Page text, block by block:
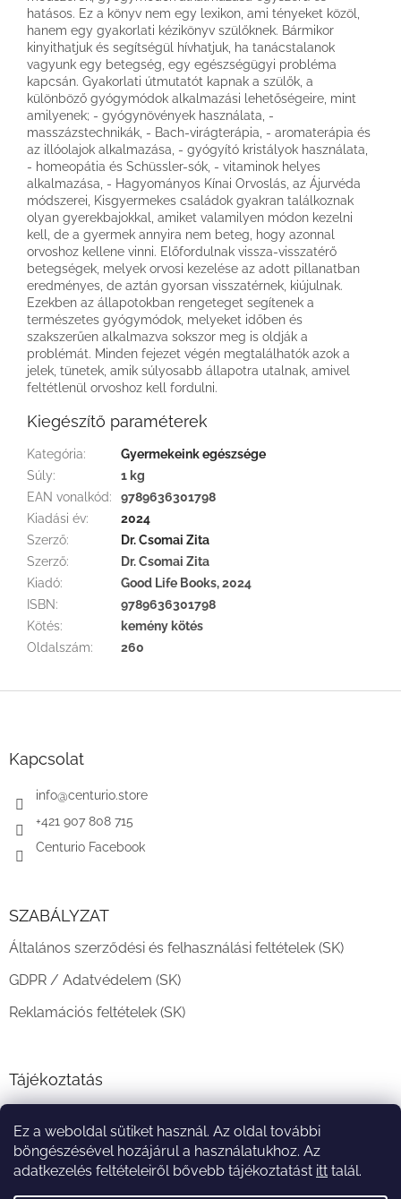
Ez a weboldal sütiket használ. Az oldal további
böngészésével hozájárul a használatukhoz. Az
adatkezelés feltételeiről bővebb tájékoztatást itt talál.
hatásos. Ez a könyv nem egy lexikon, ami tényeket közöl,
hanem egy gyakorlati kézikönyv szülőknek. Bármikor
kinyithatjuk és segítségül hívhatjuk, ha tanácstalanok
vagyunk egy betegség, egy egészségügyi probléma
kapcsán. Gyakorlati útmutatót kapnak a szülők, a
különböző gyógymódok alkalmazási lehetőségeire, mint
amilyenek; - gyógynövények használata, -
masszázstechnikák, - Bach-virágterápia, - aromaterápia és
az illóolajok alkalmazása, - gyógyító kristályok használata,
- homeopátia és Schüssler-sók, - vitaminok helyes
alkalmazása, - Hagyományos Kínai Orvoslás, az Ájurvéda
módszerei, Kisgyermekes családok gyakran találkoznak
olyan gyerekbajokkal, amiket valamilyen módon kezelni
kell, de a gyermek annyira nem beteg, hogy azonnal
orvoshoz kellene vinni. Előfordulnak vissza-visszatérő
betegségek, melyek orvosi kezelése az adott pillanatban
eredményes, de aztán gyorsan visszatérnek, kiújulnak.
Ezekben az állapotokban rengeteget segítenek a
természetes gyógymódok, melyeket időben és
szakszerűen alkalmazva sokszor meg is oldják a
problémát. Minden fejezet végén megtalálhatók azok a
jelek, tünetek, amik súlyosabb állapotra utalnak, amivel
feltétlenül orvoshoz kell fordulni.
Kiegészítő paraméterek
Kategória:
Gyermekeink egészsége
Súly:
1 kg
EAN vonalkód:
9789636301798
Kiadási év:
2024
Szerző:
Dr. Csomai Zita
Szerző:
Dr. Csomai Zita
Kiadó:
Good Life Books, 2024
ISBN:
9789636301798
Kötés:
kemény kötés
Oldalszám: 260
Kapcsolat
info@centurio.store
+421 907 808 715
Centurio Facebook
SZABÁLYZAT
Általános szerződési és felhasználási feltételek (SK)
GDPR / Adatvédelem (SK)
Reklamációs feltételek (SK)
Tájékoztatás
A vásárlás menete